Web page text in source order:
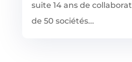
suite 14 ans de
de 50 sociétés...